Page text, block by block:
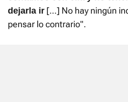
dejarla ir [...] No hay ningún
pensar lo contrario".